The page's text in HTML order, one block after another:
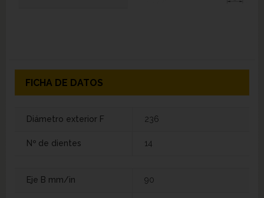
FICHA DE DATOS
Diámetro exterior F 236
Nº de dientes 14
Eje B mm/in 90